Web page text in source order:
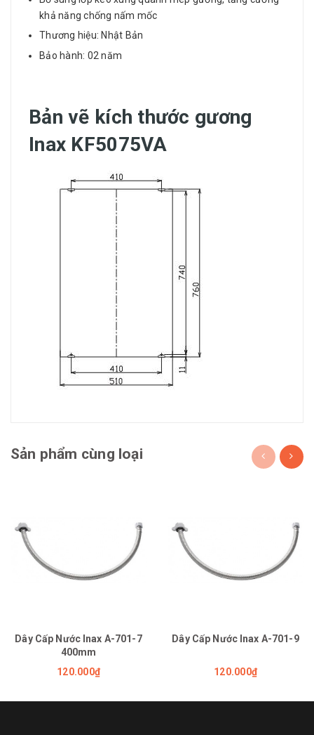
khả năng chống nấm mốc
Thương hiệu: Nhật Bản
Bảo hành: 02 năm
Bản vẽ kích thước gương
Inax KF5075VA
Sản phẩm cùng loại
Dây Cấp Nước Inax A-701-7
400mm
120.000₫
Dây Cấp Nước Inax A-701-9
120.000₫